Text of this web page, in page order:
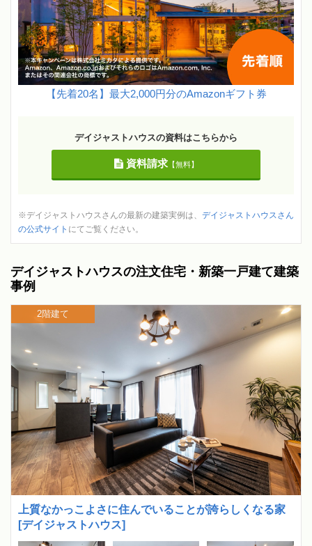
【先着20名】最大2,000円分のAmazonギフト券
デイジャストハウスの資料はこちらから
資料請求【無料】
※デイジャストハウスさんの最新の建築実例は、 デイジャストハウスさん
の公式サイト にてご覧ください。
デイジャストハウスの注文住宅・新築一戸建て建築
事例
上質なかっこよさに住んでいることが誇らしくなる家
[デイジャストハウス]
2階建て